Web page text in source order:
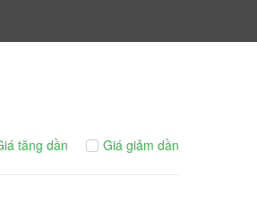
tăng dần Giá giảm dần